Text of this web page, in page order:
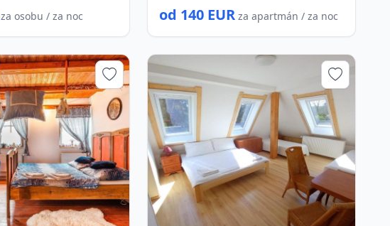
za osobu / za noc od 140 EUR za apartmán / za noc